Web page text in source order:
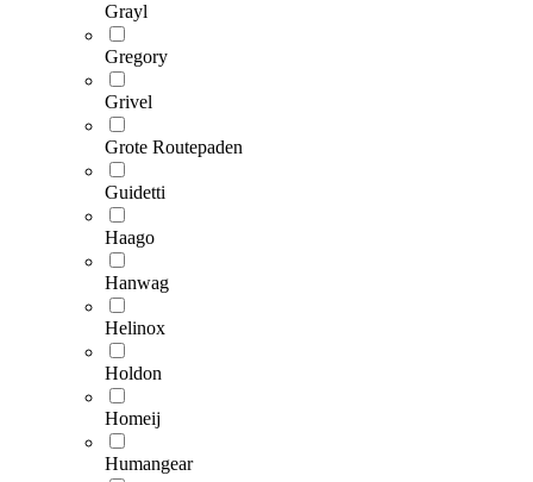
Grayl
Gregory
Grivel
Grote Routepaden
Guidetti
Haago
Hanwag
Helinox
Holdon
Homeij
Humangear